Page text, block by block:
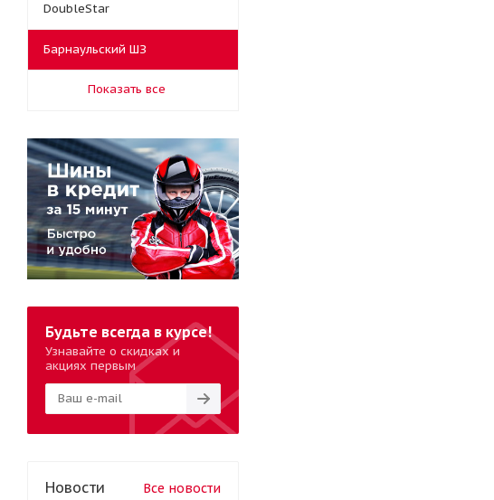
DoubleStar
Барнаульский ШЗ
Показать все
Будьте всегда в курсе!
Узнавайте о скидках и
акциях первым
Новости Все новости